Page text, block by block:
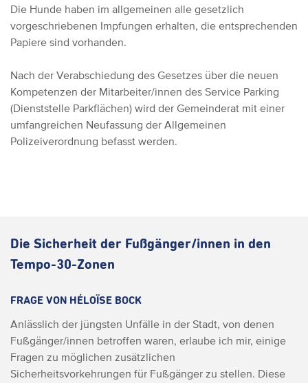
Die Hunde haben im allgemeinen alle gesetzlich
vorgeschriebenen Impfungen erhalten, die entsprechenden
Papiere sind vorhanden.
Nach der Verabschiedung des Gesetzes über die neuen
Kompetenzen der Mitarbeiter/innen des Service Parking
(Dienststelle Parkflächen) wird der Gemeinderat mit einer
umfangreichen Neufassung der Allgemeinen
Polizeiverordnung befasst werden.
Die Sicherheit der Fußgänger/innen in den
Tempo-30-Zonen
FRAGE VON HÉLOÏSE BOCK
Anlässlich der jüngsten Unfälle in der Stadt, von denen
Fußgänger/innen betroffen waren, erlaube ich mir, einige
Fragen zu möglichen zusätzlichen
Sicherheitsvorkehrungen für Fußgänger zu stellen. Diese